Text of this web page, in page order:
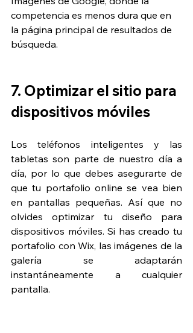
competencia es menos dura que en
la página principal de resultados de
búsqueda.
7. Optimizar el sitio para
dispositivos móviles
Los teléfonos inteligentes y las
tabletas son parte de nuestro día a
día, por lo que debes asegurarte de
que tu portafolio online se vea bien
en pantallas pequeñas. Así que no
olvides optimizar tu diseño para
dispositivos móviles. Si has creado tu
portafolio con Wix, las imágenes de la
galería se adaptarán
instantáneamente a cualquier
pantalla.